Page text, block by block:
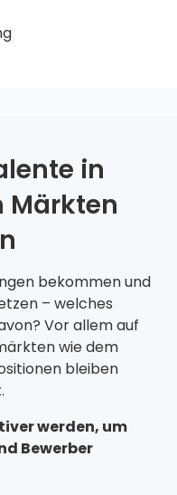
in
bekommen und
– welches
Vor allem auf
wie dem
bleiben
werden, um
Bewerber